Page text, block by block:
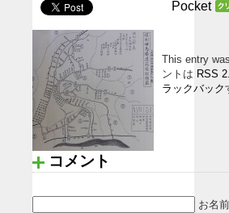
Pocket
This entry
ントは RSS
ラックバック
コメント
お名